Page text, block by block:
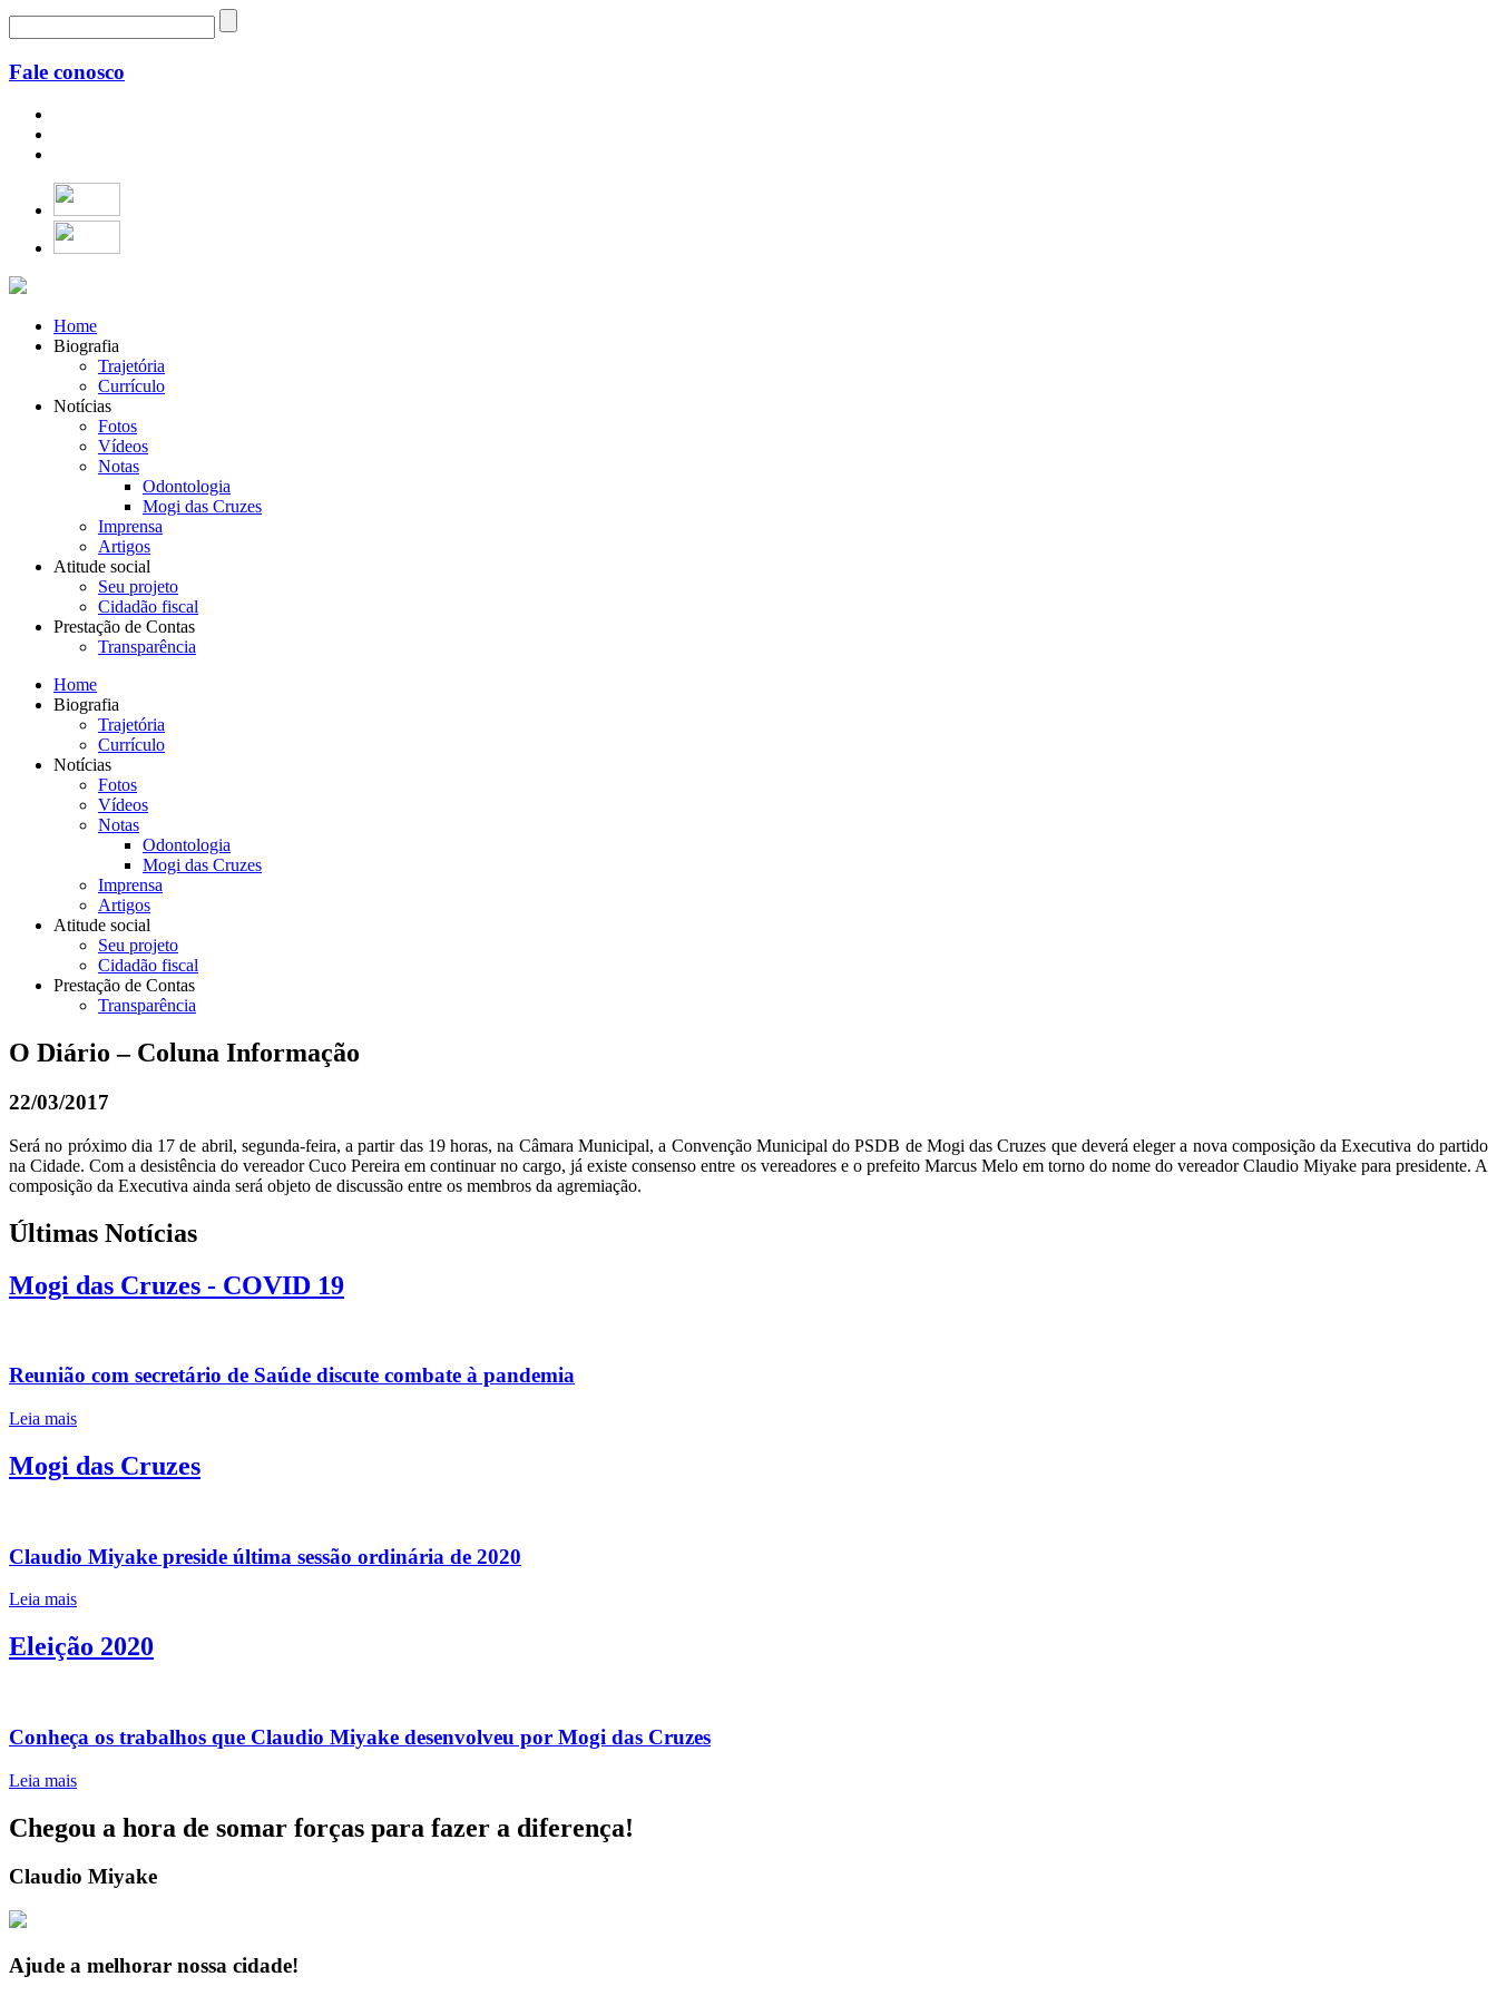
Fale conosco
Home
Biografia
Trajetória
Currículo
Notícias
Fotos
Vídeos
Notas
Odontologia
Mogi das Cruzes
Imprensa
Artigos
Atitude social
Seu projeto
Cidadão fiscal
Prestação de Contas
Transparência
Home
Biografia
Trajetória
Currículo
Notícias
Fotos
Vídeos
Notas
Odontologia
Mogi das Cruzes
Imprensa
Artigos
Atitude social
Seu projeto
Cidadão fiscal
Prestação de Contas
Transparência
O Diário – Coluna Informação
22/03/2017
Será no próximo dia 17 de abril, segunda-feira, a partir das 19 horas, na Câmara Municipal, a Convenção Municipal do PSDB de Mogi das Cruzes que deverá eleger a nova composição da Executiva do partido
na Cidade. Com a desistência do vereador Cuco Pereira em continuar no cargo, já existe consenso entre os vereadores e o prefeito Marcus Melo em torno do nome do vereador Claudio Miyake para presidente. A
composição da Executiva ainda será objeto de discussão entre os membros da agremiação.
Últimas Notícias
Mogi das Cruzes - COVID 19
Reunião com secretário de Saúde discute combate à pandemia
Leia mais
Mogi das Cruzes
Claudio Miyake preside última sessão ordinária de 2020
Leia mais
Eleição 2020
Conheça os trabalhos que Claudio Miyake desenvolveu por Mogi das Cruzes
Leia mais
Chegou a hora de somar forças para fazer a diferença!
Claudio Miyake
Ajude a melhorar nossa cidade!